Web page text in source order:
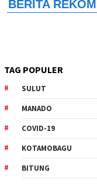
TAG POPULER
SULUT
MANADO
COVID-19
KOTAMOBAGU
BITUNG